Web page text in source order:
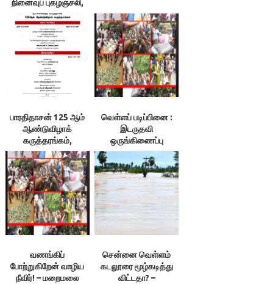
நினைவுப் புகழஞ்சலி,
12.09.21
பாரதிதாசன் 125 ஆம்
ஆண்டுவிழாக்
கருத்தரங்கம்,
சென்னைப்
பல்கலைக்கழகம்
வெள்ளப் படிப்பினை :
இடருதவி
ஒருங்கிணைப்பு
மையங்களை
அமைத்திடுக!
வணங்கிப்
போற்றுகிறேன் வாழிய
நீவிர்! – மறைமலை
சென்னை வெள்ளம்
கடலூரை மூழ்கடித்து
விட்டதா? –